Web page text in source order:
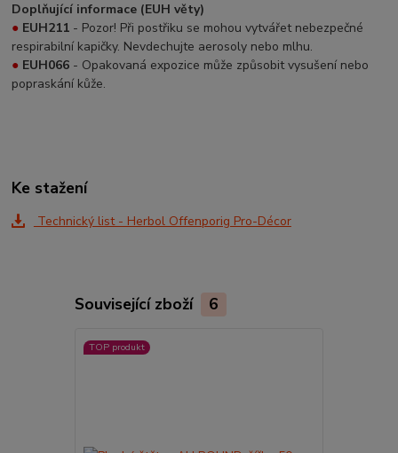
Doplňující informace (EUH věty)
● EUH211 - Pozor! Při postřiku se mohou vytvářet nebezpečné
respirabilní kapičky. Nevdechujte aerosoly nebo mlhu.
● EUH066 - Opakovaná expozice může způsobit vysušení nebo
popraskání kůže.
Ke stažení
Technický list - Herbol Offenporig Pro-Décor
Související zboží 6
TOP produkt